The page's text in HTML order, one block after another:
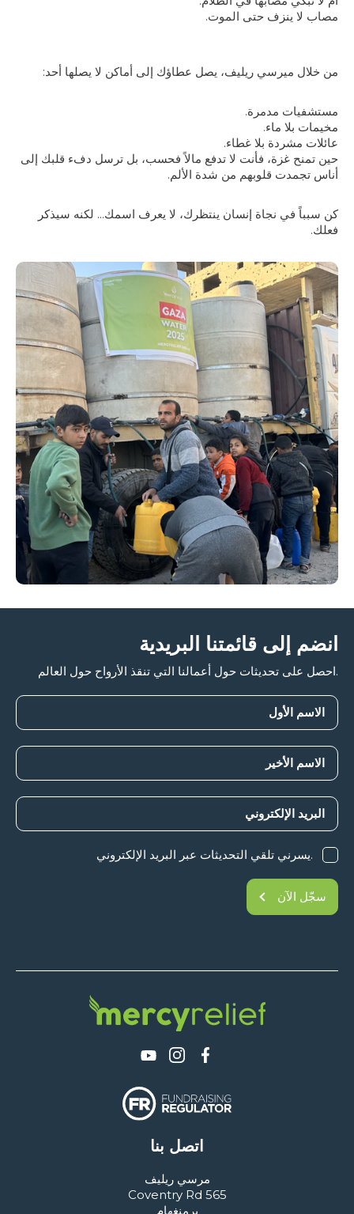
مصاب لا ينزف حتى الموت.
من خلال ميرسي ريليف، يصل عطاؤك إلى أماكن لا يصلها أحد:
مستشفيات مدمرة.
مخيمات بلا ماء.
عائلات مشردة بلا غطاء.
حين تمنح غزة، فأنت لا تدفع مالاً فحسب، بل ترسل دفء قلبك إلى
أناس تجمدت قلوبهم من شدة الألم.
كن سبباً في نجاة إنسان ينتظرك، لا يعرف اسمك... لكنه سيذكر
فعلك.
اتصل بنا
مرسي ريليف
565 Coventry Rd
برمنغهام
انضم إلى قائمتنا البريدية
.احصل على تحديثات حول أعمالنا التي تنقذ الأرواح حول العالم
.يسرني تلقي التحديثات عبر البريد الإلكتروني
سجّل الآن